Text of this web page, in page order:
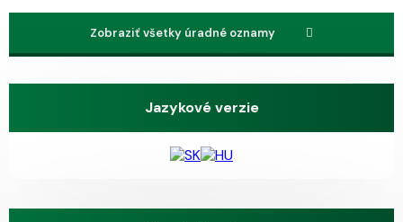
Zobraziť všetky úradné oznamy
Jazykové verzie